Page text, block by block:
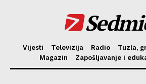
Vijesti Televizija Radio Tuzla,
Magazin
Zapošljavanje i